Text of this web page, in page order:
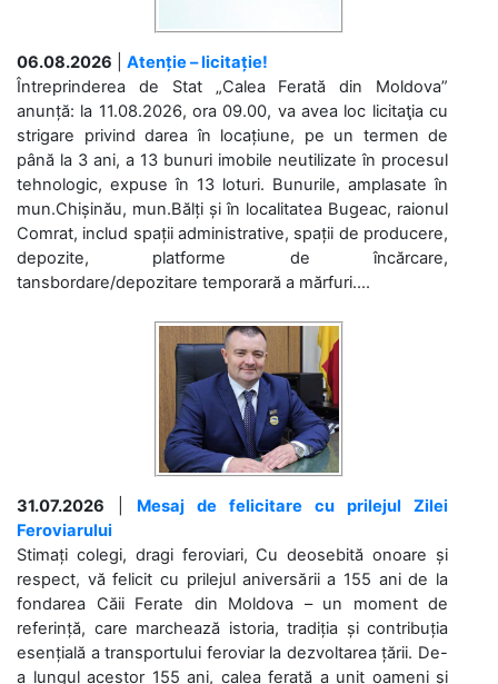
06.08.2026
Atenție – licitație!
Întreprinderea de Stat „Calea Ferată din Moldova”
anunță: la 11.08.2026, ora 09.00, va avea loc licitaţia cu
strigare privind darea în locațiune, pe un termen de
până la 3 ani, a 13 bunuri imobile neutilizate în procesul
tehnologic, expuse în 13 loturi. Bunurile, amplasate în
mun.Chișinău, mun.Bălți și în localitatea Bugeac, raionul
Comrat, includ spații administrative, spații de producere,
depozite, platforme de încărcare,
tansbordare/depozitare temporară a mărfuri....
31.07.2026
Mesaj de felicitare cu prilejul Zilei
Feroviarului
Stimați colegi, dragi feroviari, Cu deosebită onoare și
respect, vă felicit cu prilejul aniversării a 155 ani de la
fondarea Căii Ferate din Moldova – un moment de
referință, care marchează istoria, tradiția și contribuția
esențială a transportului feroviar la dezvoltarea țării. De-
a lungul acestor 155 ani, calea ferată a unit oameni și